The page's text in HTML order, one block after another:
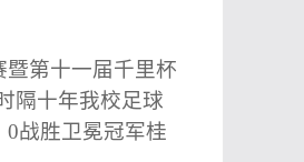
暨第十一届千里杯
隔十年我校足球
0战胜卫冕冠军桂